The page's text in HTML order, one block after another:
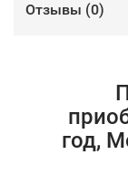
Отзывы (0)
год,